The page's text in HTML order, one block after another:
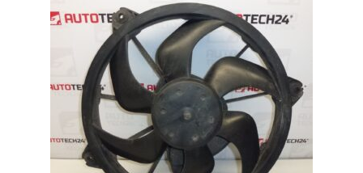
O nás
Obchodné podmienky
Ochrana osobních údajů
Platby